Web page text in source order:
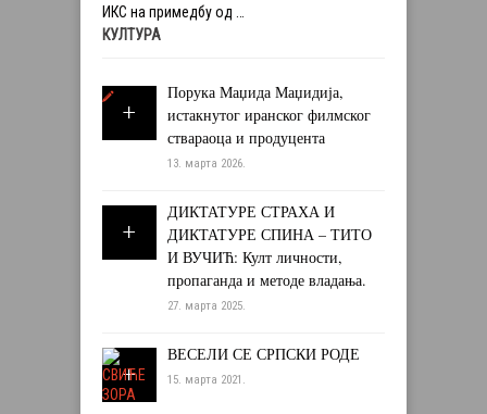
ИКС на примедбу од …
КУЛТУРА
Порука Маџида Маџидија,
истакнутог иранског филмског
ствараоца и продуцента
13. марта 2026.
ДИКТАТУРЕ СТРАХА И
ДИКТАТУРЕ СПИНА – ТИТО
И ВУЧИЋ: Култ личности,
пропаганда и методе владања.
27. марта 2025.
ВЕСЕЛИ СЕ СРПСКИ РОДЕ
15. марта 2021.